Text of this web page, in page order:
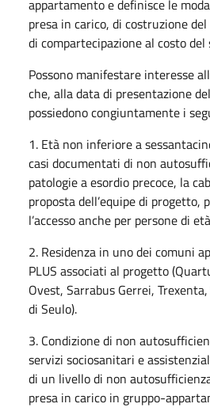
appartamento e definisce le
presa in carico, di costruzione
di compartecipazione al costo del
Possono manifestare interesse
che, alla data di presentazione
possiedono congiuntamente i
1. Età non inferiore a
casi documentati di non
patologie a esordio precoce, la
proposta dell’equipe di progetto,
l’accesso anche per persone di
2. Residenza in uno dei comuni
PLUS associati al progetto
Ovest, Sarrabus Gerrei,
di Seulo).
3. Condizione di non
servizi sociosanitari e
di un livello di non
presa in carico in gruppo-